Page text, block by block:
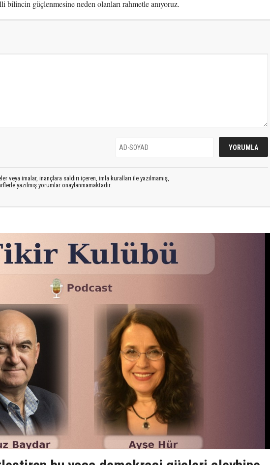
bilincin güçlenmesine neden olanları rahmetle anıyoruz.
veya imalar, inançlara saldırı içeren, imla kuralları ile yazılmamış,
yazılmış yorumlar onaylanmamaktadır.